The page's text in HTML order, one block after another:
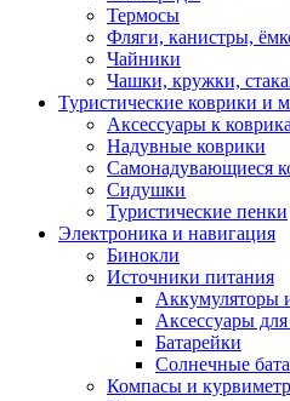
Термосы
Фляги, канистры,
Чайники
Чашки, кружки,
Туристические коврики и
Аксессуары к
Надувные коврики
Самонадувающиеся
Сидушки
Туристические пенки
Электроника и навигация
Бинокли
Источники питания
Аккумуляторы
Аксессуары
Батарейки
Солнечные
Компасы и